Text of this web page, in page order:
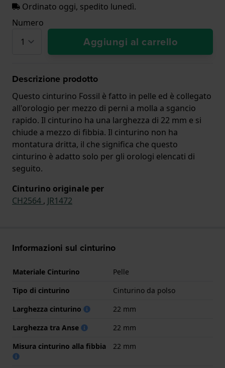
Ordinato oggi, spedito lunedì.
Numero
Aggiungi al carrello
Descrizione prodotto
Questo cinturino Fossil è fatto in pelle ed è collegato
all'orologio per mezzo di perni a molla a sgancio
rapido. Il cinturino ha una larghezza di 22 mm e si
chiude a mezzo di fibbia. Il cinturino non ha
montatura dritta, il che significa che questo
cinturino è adatto solo per gli orologi elencati di
seguito.
Cinturino originale per
CH2564 , JR1472
Informazioni sul cinturino
Materiale Cinturino
Pelle
Tipo di cinturino
Cinturino da polso
Larghezza cinturino
22 mm
Larghezza tra Anse
22 mm
Misura cinturino alla fibbia
22 mm